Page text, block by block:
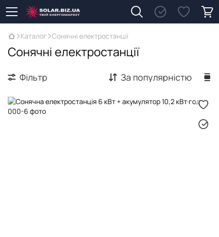
Каталог Сонячні електростанції
Сонячні електростанції
Фільтр За популярністю